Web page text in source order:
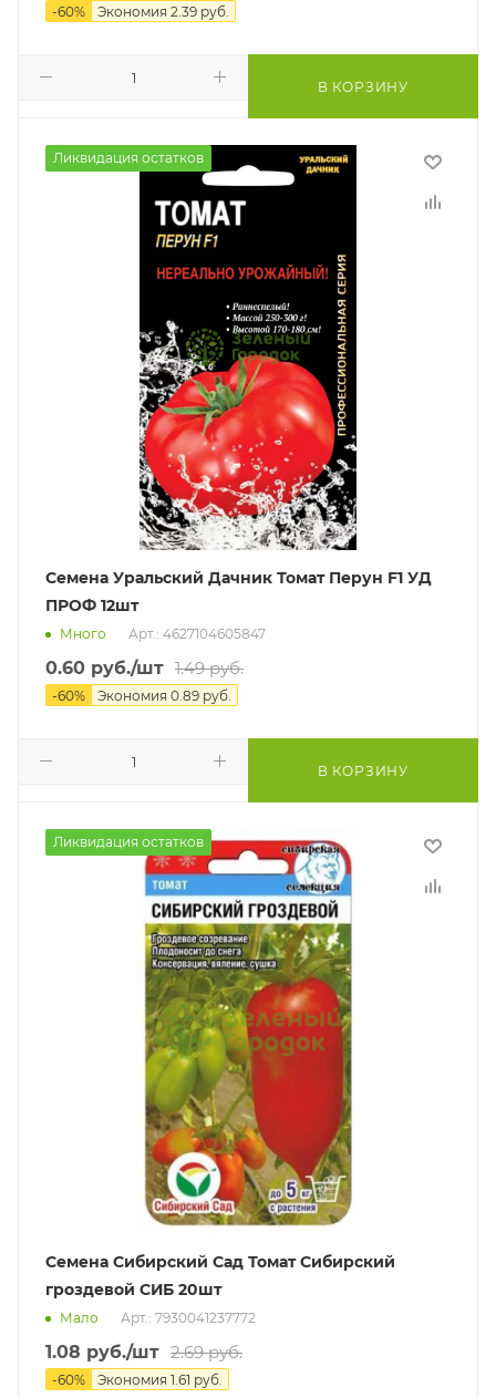
-60% Экономия 2.39 руб.
В КОРЗИНУ
Ликвидация остатков
Семена Уральский Дачник Томат Перун F1 УД
ПРОФ 12шт
Много Арт.: 4627104605847
0.60 руб./шт 1.49руб.
-60% Экономия 0.89 руб.
В КОРЗИНУ
Ликвидация остатков
Семена Сибирский Сад Томат Сибирский
гроздевой СИБ 20шт
Мало Арт.: 7930041237772
1.08 руб./шт 2.69руб.
-60% Экономия 1.61 руб.